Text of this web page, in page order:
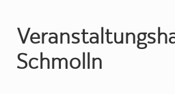
Schmolln